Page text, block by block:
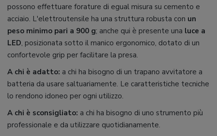
possono effettuare forature di egual misura su cemento e
acciaio. L'elettroutensile ha una struttura robusta con un
peso minimo pari a 900 g; anche qui è presente una luce a
LED, posizionata sotto il manico ergonomico, dotato di un
confortevole grip per facilitare la presa.
A chi è adatto: a chi ha bisogno di un trapano avvitatore a
batteria da usare saltuariamente. Le caratteristiche tecniche
lo rendono idoneo per ogni utilizzo.
A chi è sconsigliato: a chi ha bisogno di uno strumento più
professionale e da utilizzare quotidianamente.